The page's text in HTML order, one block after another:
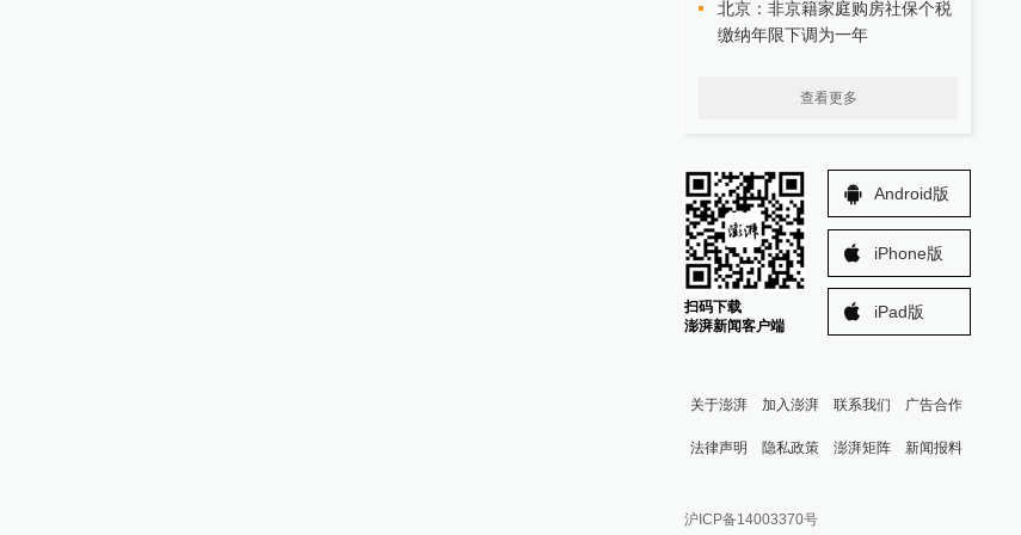
北京：非京籍家庭购房社保个税
缴纳年限下调为一年
查看更多
扫码下载
澎湃新闻客户端
Android版
iPhone版
iPad版
关于澎湃 加入澎湃 联系我们 广告合作
法律声明 隐私政策 澎湃矩阵
澎湃新闻公众号
新闻报料
报料邮箱: news@thepaper.cn
沪ICP备14003370号